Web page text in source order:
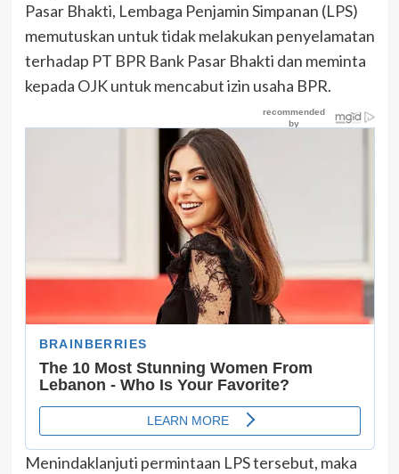
Pasar Bhakti, Lembaga Penjamin Simpanan (LPS)
memutuskan untuk tidak melakukan penyelamatan
terhadap PT BPR Bank Pasar Bhakti dan meminta
kepada OJK untuk mencabut izin usaha BPR.
Menindaklanjuti permintaan LPS tersebut, maka